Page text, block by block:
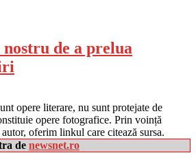
de a prelua
opere literare, nu sunt protejate de
opere fotografice. Prin voință
oferim linkul care citează sursa.
de newsnet.ro